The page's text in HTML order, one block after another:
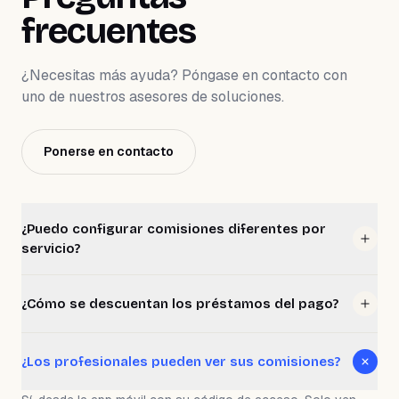
frecuentes
¿Necesitas más ayuda? Póngase en contacto con
uno de nuestros asesores de soluciones.
Ponerse en contacto
¿Puedo configurar comisiones diferentes por
servicio?
por categoría, por servicio individual o por producto.
¿Cómo se descuentan los préstamos del pago?
del cálculo de comisión cuando liquidas. Puedes configurar el
¿Los profesionales pueden ver sus comisiones?